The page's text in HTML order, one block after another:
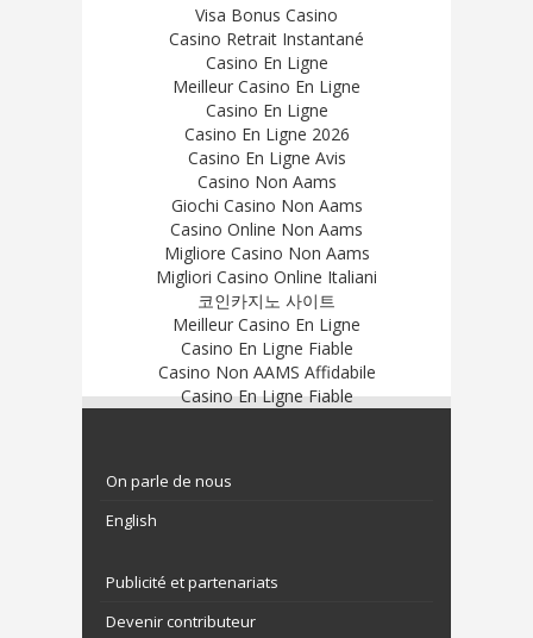
Visa Bonus Casino
Casino Retrait Instantané
Casino En Ligne
Meilleur Casino En Ligne
Casino En Ligne
Casino En Ligne 2026
Casino En Ligne Avis
Casino Non Aams
Giochi Casino Non Aams
Casino Online Non Aams
Migliore Casino Non Aams
Migliori Casino Online Italiani
코인카지노 사이트
Meilleur Casino En Ligne
Casino En Ligne Fiable
Casino Non AAMS Affidabile
Casino En Ligne Fiable
On parle de nous
English
Publicité et partenariats
Devenir contributeur